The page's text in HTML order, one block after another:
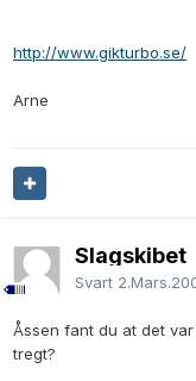
http://www.gikturbo.se/
Arne
Slagskibet
Svart
Åssen fant du at det
tregt?